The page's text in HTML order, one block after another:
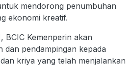
mendorong penumbuhan
ekonomi kreatif.
BCIC Kemenperin akan
dan pendampingan kepada
kriya yang telah menjalankan